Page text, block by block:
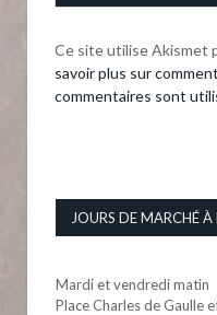
Ce site utilise Akismet
savoir plus sur
commentaires sont
JOURS DE MARCHÉ
Mardi et vendredi matin
Place Charles de Gaulle